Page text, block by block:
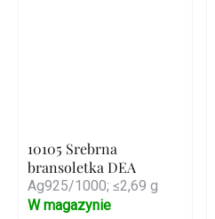
10105 Srebrna
bransoletka DEA
Ag925/1000; ≤2,69 g
W magazynie